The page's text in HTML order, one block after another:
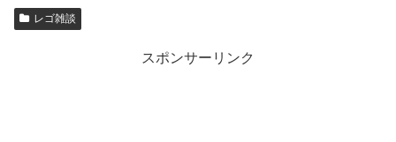
レゴ雑談
スポンサーリンク